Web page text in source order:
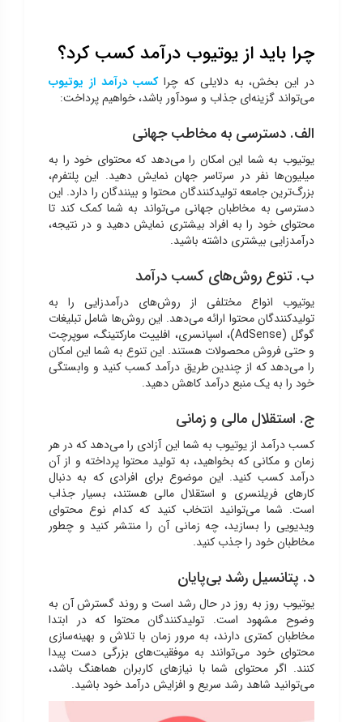
چرا باید از یوتیوب درآمد کسب کرد؟
در این بخش، به دلایلی که چراکسب درآمد از یوتیوب
می‌تواند گزینه‌ای جذاب و سودآور باشد، خواهیم پرداخت:
الف. دسترسی به مخاطب جهانی
یوتیوب به شما این امکان را می‌دهد که محتوای خود را به
میلیون‌ها نفر در سرتاسر جهان نمایش دهید. این پلتفرم،
بزرگ‌ترین جامعه تولیدکنندگان محتوا و بینندگان را دارد. این
دسترسی به مخاطبان جهانی می‌تواند به شما کمک کند تا
محتوای خود را به افراد بیشتری نمایش دهید و در نتیجه،
درآمدزایی بیشتری داشته باشید.
ب. تنوع روش‌های کسب درآمد
یوتیوب انواع مختلفی از روش‌های درآمدزایی را به
تولیدکنندگان محتوا ارائه می‌دهد. این روش‌ها شامل تبلیغات
گوگل (AdSense)، اسپانسری، افلییت مارکتینگ، سوپرچت
و حتی فروش محصولات هستند. این تنوع به شما این امکان
را می‌دهد که از چندین طریق درآمد کسب کنید و وابستگی
خود را به یک منبع درآمد کاهش دهید.
ج. استقلال مالی و زمانی
کسب درآمد از یوتیوب به شما این آزادی را می‌دهد که در هر
زمان و مکانی که بخواهید، به تولید محتوا پرداخته و از آن
درآمد کسب کنید. این موضوع برای افرادی که به دنبال
کارهای فریلنسری و استقلال مالی هستند، بسیار جذاب
است. شما می‌توانید انتخاب کنید که کدام نوع محتوای
ویدیویی را بسازید، چه زمانی آن را منتشر کنید و چطور
مخاطبان خود را جذب کنید.
د. پتانسیل رشد بی‌پایان
یوتیوب روز به روز در حال رشد است و روند گسترش آن به
وضوح مشهود است. تولیدکنندگان محتوا که در ابتدا
مخاطبان کمتری دارند، به مرور زمان با تلاش و بهینه‌سازی
محتوای خود می‌توانند به موفقیت‌های بزرگی دست پیدا
کنند. اگر محتوای شما با نیازهای کاربران هماهنگ باشد،
می‌توانید شاهد رشد سریع و افزایش درآمد خود باشید.